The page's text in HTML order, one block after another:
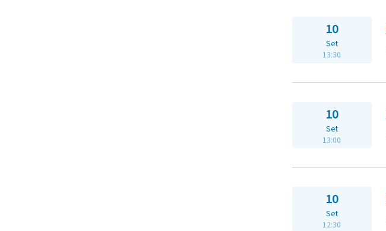
10
Set
13:30
10
Set
13:00
10
Set
12:30